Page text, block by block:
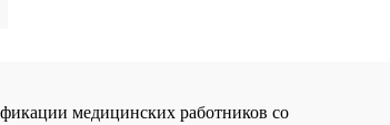
медицинских работников со